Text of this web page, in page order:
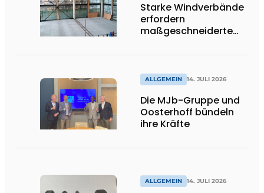
Starke Windverbände
erfordern
maßgeschneiderte
ALLGEMEIN 14. JULI 2026
Die MJb-Gruppe und
Oosterhoff bündeln
ihre Kräfte
ALLGEMEIN 14. JULI 2026